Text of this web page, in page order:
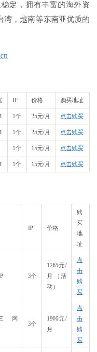
定，拥有丰富的海外资
湾，越南等东南亚优质的
IP 价格 购买地址
1个 25元/月 点击购买
1个 25元/月 点击购买
1个 15元/月 点击购买
1个 15元/月 点击购买
IP 价格
购
买
地
址
3个
1265元/
月（活
动）
点
击
购
买
网
3个
1906元/
月
点
击
购
买